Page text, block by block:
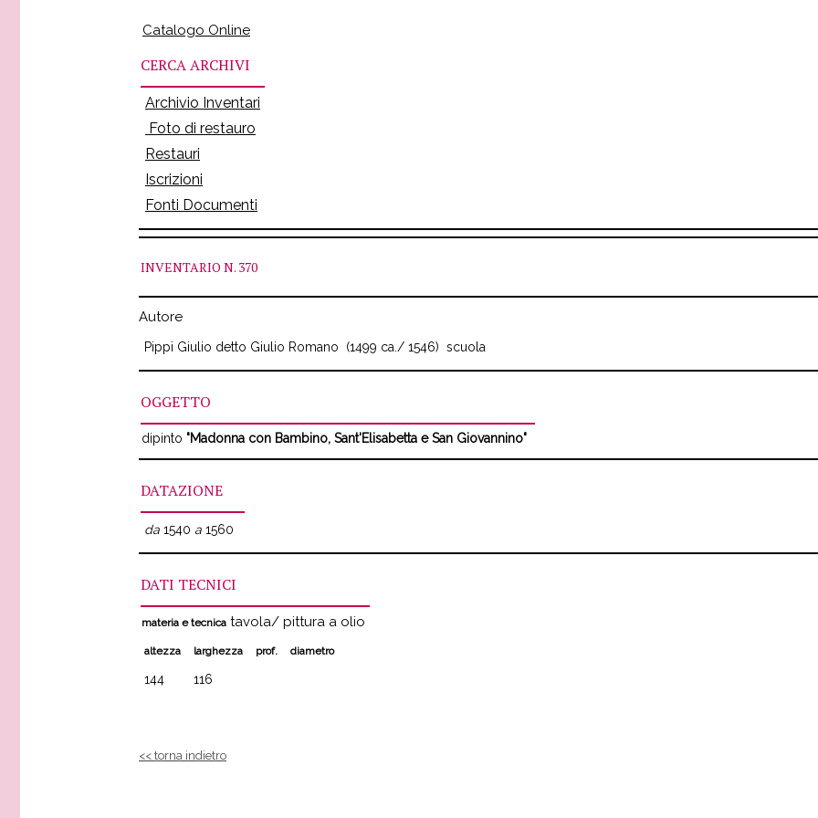
Catalogo Online
CERCA ARCHIVI
Archivio Inventari
Foto di restauro
Restauri
Iscrizioni
Fonti Documenti
INVENTARIO N. 370
Autore
Pippi Giulio detto Giulio Romano (1499 ca./ 1546) scuola
OGGETTO
dipinto "Madonna con Bambino, Sant'Elisabetta e San Giovannino"
DATAZIONE
da 1540 a 1560
DATI TECNICI
materia e tecnica tavola/ pittura a olio
altezza larghezza prof. diametro
144 116
<< torna indietro